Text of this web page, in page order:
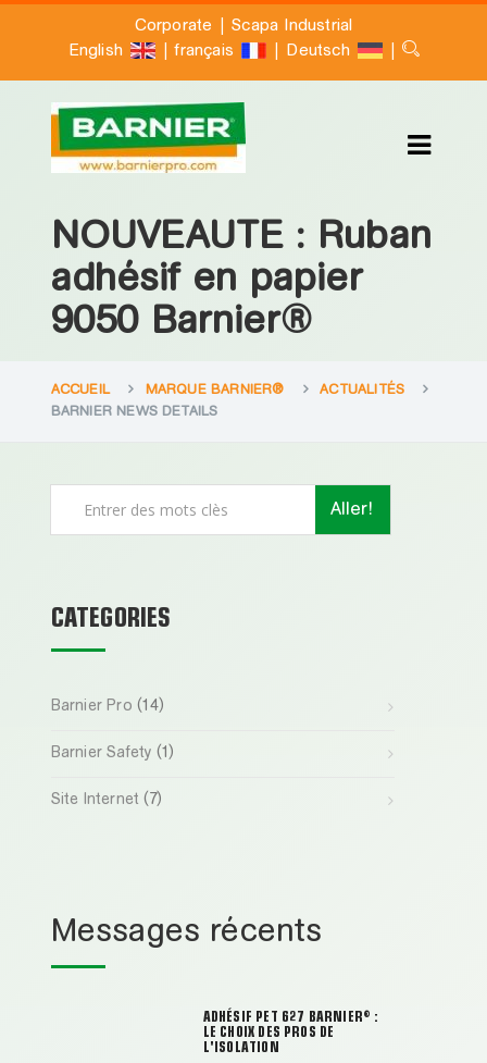
Corporate |Scapa Industrial
English
| français | Deutsch |
NOUVEAUTE : Ruban
adhésif en papier
9050 Barnier®
ACCUEIL MARQUE BARNIER®
ACTUALITÉS
BARNIER NEWS DETAILS
Aller!
CATEGORIES
Barnier Pro (14)
Barnier Safety (1)
Site Internet(7)
Messages récents
ADHÉSIF PET 627 BARNIER® :
LE CHOIX DES PROS DE
L'ISOLATION